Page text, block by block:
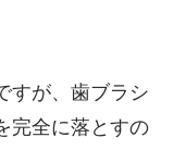
すが、歯ブラシ
完全に落とすの